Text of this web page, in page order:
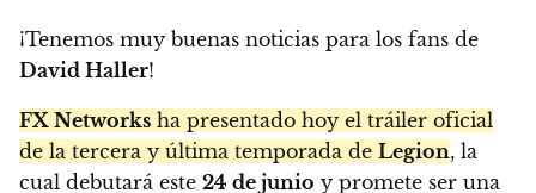
¡Tenemos muy buenas noticias para los fans de
David Haller!
FX Networks ha presentado hoy el tráiler oficial
de la tercera y última temporada de Legion, la
cual debutará este 24 de junio y promete ser una